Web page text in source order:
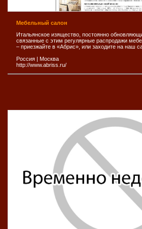
Мебельный салон
Итальянское изящество, постоянно
связанные с этим регулярные распродажи
– приезжайте в «Абрис», или заходите на наш
Россия | Москва
http://www.abriss.ru/